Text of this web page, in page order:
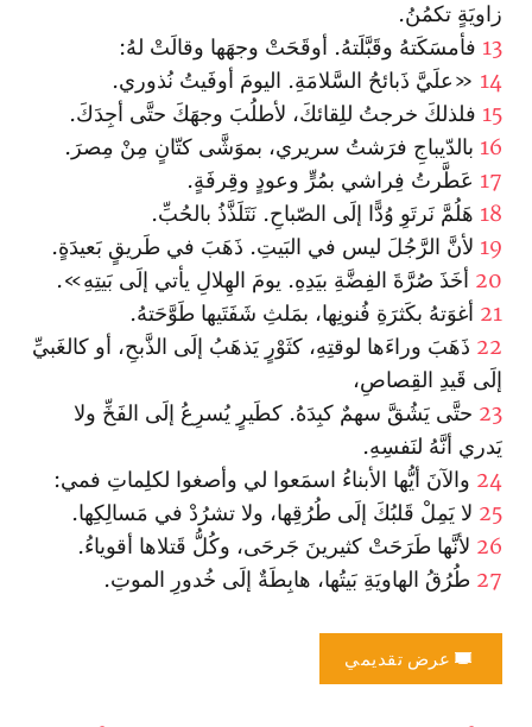
زاويَةٍ تكمُنُ.
13 فأمسَكَتهُ وقَبَّلَتهُ. أوقَحَتْ وجهَها وقالَتْ لهُ:
14 «علَيَّ ذَبائحُ السَّلامَةِ. اليومَ أوفَيتُ نُذوري.
15 فلذلكَ خرجتُ للِقائكَ، لأطلُبَ وجهَكَ حتَّى أجِدَكَ.
16 بالدّيباجِ فرَشتُ سريري، بموَشَّى كتّانٍ مِنْ مِصرَ.
17 عَطَّرتُ فِراشي بمُرٍّ وعودٍ وقِرفَةٍ.
18 هَلُمَّ نَرتَوِ وُدًّا إلَى الصّباحِ. نَتَلَذَّذُ بالحُبِّ.
19 لأنَّ الرَّجُلَ ليس في البَيتِ. ذَهَبَ في طَريقٍ بَعيدَةٍ.
20 أخَذَ صُرَّةَ الفِضَّةِ بيَدِهِ. يومَ الهِلالِ يأتي إلَى بَيتِهِ».
21 أغوَتهُ بكَثرَةِ فُنونِها، بمَلثِ شَفَتَيها طَوَّحَتهُ.
22 ذَهَبَ وراءَها لوقتِهِ، كثَوْرٍ يَذهَبُ إلَى الذَّبحِ، أو كالغَبيِّ
إلَى قَيدِ القِصاصِ،
23 حتَّى يَشُقَّ سهمٌ كبِدَهُ. كطَيرٍ يُسرِعُ إلَى الفَخِّ ولا
يَدري أنَّهُ لنَفسِهِ.
24 والآنَ أيُّها الأبناءُ اسمَعوا لي وأصغوا لكلِماتِ فمي:
25 لا يَمِلْ قَلبُكَ إلَى طُرُقِها، ولا تشرُدْ في مَسالِكِها.
26 لأنَّها طَرَحَتْ كثيرينَ جَرحَى، وكُلُّ قَتلاها أقوياءُ.
27 طُرُقُ الهاويَةِ بَيتُها، هابِطَةٌ إلَى خُدورِ الموتِ.
عرض تقديمي